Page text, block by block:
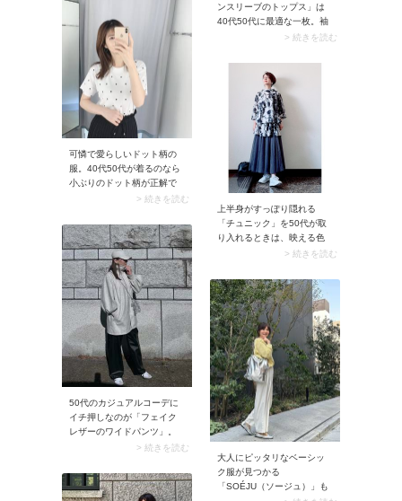
エットは風通しバツグンな
ので、夏にうってつけで
ンスリーブのトップス」は
40代50代に最適な一枚。袖
下～身幅の作りが広く、リ
上にお腹周りも目立ちませ
ん。またゆるっとしたシル
エットは風通しバツグンな
ので、夏にうってつけで
> 続きを読む
可憐で愛らしいドット柄の
服。40代50代が着るのなら
小ぶりのドット柄が正解で
す。加えて上品に着こなし
黒で統一しましょう。これ
なら子どもっぽくならず、
大人ならではのドット柄ス
タイルに仕上がります。
> 続きを読む
上半身がすっぽり隠れる
「チュニック」を50代が取
り入れるときは、映える色
柄やデザインを選ぶのがお
ツ合わせが定番ですが、あ
えてロングスカートに合わ
せることで鮮度が加わって
おしゃれ見えします。
> 続きを読む
50代のカジュアルコーデに
イチ押しなのが「フェイク
レザーのワイドパンツ」。
最近はタイトではなくゆっ
流なので、楽ちんなのに穿
くだけで今どきのルックス
> 続きを読む
大人にピッタリなベーシッ
ク服が見つかる
「SOÉJU（ソージュ）」も